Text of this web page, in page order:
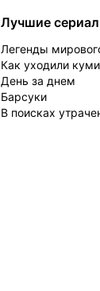
Лучшие
Легенды
Как уходили
День за днем
Барсуки
В поисках